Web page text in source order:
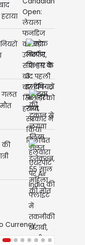
गलत
की
Currency